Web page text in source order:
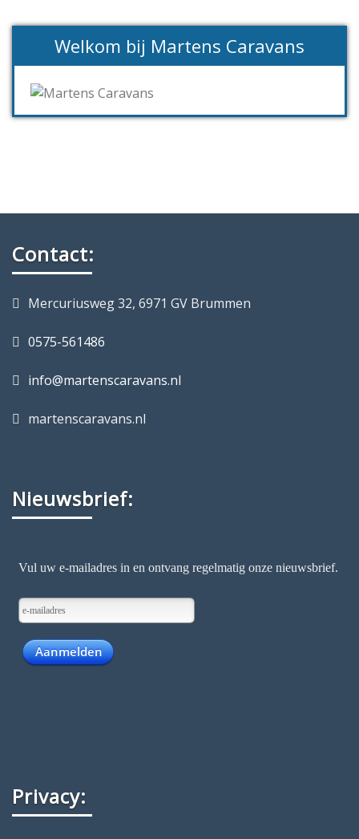
Welkom bij Martens Caravans
Contact:
Mercuriusweg 32, 6971 GV Brummen
0575-561486
info@martenscaravans.nl
martenscaravans.nl
Nieuwsbrief:
Privacy: